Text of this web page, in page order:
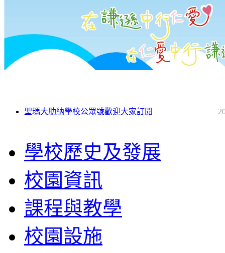
聖瑪大肋納學校公眾號歡迎大家訂閱
學校歷史及發展
校園資訊
課程與教學
校園設施